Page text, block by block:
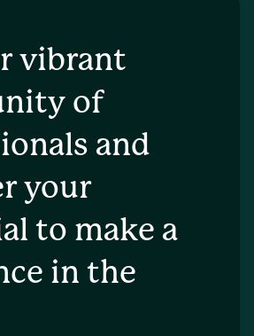
vibrant
of
and
your
to make a
in the